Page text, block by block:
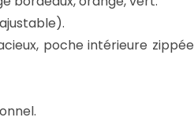
poche intérieure zippée